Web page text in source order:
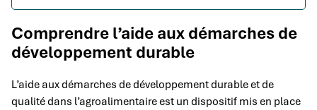
Comprendre l’aide aux démarches de
développement durable
L’aide aux démarches de développement durable et de
qualité dans l’agroalimentaire est un dispositif mis en place